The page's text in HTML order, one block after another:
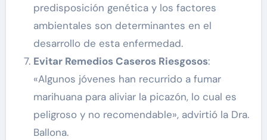
predisposición genética y los factores
ambientales son determinantes en el
desarrollo de esta enfermedad.
Evitar Remedios Caseros Riesgosos:
«Algunos jóvenes han recurrido a fumar
marihuana para aliviar la picazón, lo cual es
peligroso y no recomendable», advirtió la Dra.
Ballona.